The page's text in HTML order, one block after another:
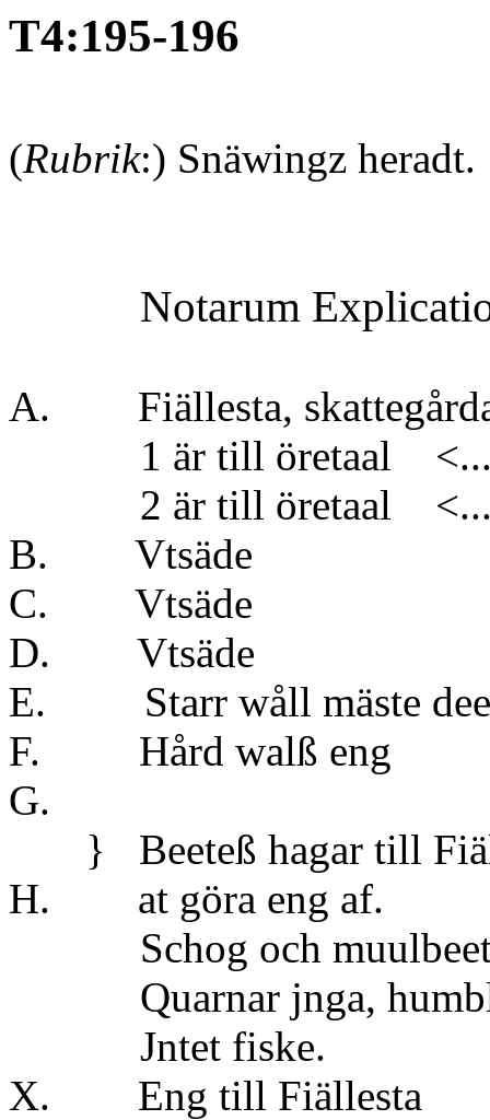
T4:195-196
(Rubrik:) Snäwingz
Notarum
A. Fiällesta,
1 är till öretaal
2 är till öretaal
B.
C.
D.
E. Starr wåll
F. Hård
G.
} Beeteß hagar till
H. at göra eng af.
Schog och muulbeet
Quarnar jnga,
Jntet fiske.
X. Eng till